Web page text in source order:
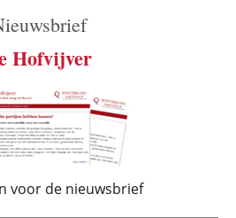
Hofvijver
voor de nieuwsbrief